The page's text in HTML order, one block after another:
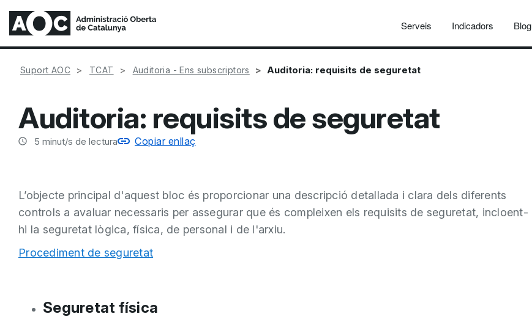
Serveis Indicadors Blog
Suport AOC TCAT Auditoria - Ens subscriptors Auditoria: requisits de seguretat
Auditoria: requisits de seguretat
5 minut/s de lectura Copiar enllaç
L’objecte principal d'aquest bloc és proporcionar una descripció detallada i clara dels diferents
controls a avaluar necessaris per assegurar que és compleixen els requisits de seguretat, incloent-
hi la seguretat lògica, física, de personal i de l'arxiu.
Procediment de seguretat
Seguretat física